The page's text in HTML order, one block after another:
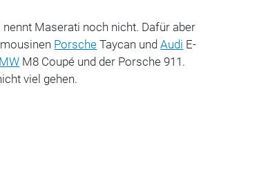
Maserati noch nicht. Dafür aber
Porsche Taycan undAudi E-
M8 Coupé und der Porsche 911.
viel gehen.